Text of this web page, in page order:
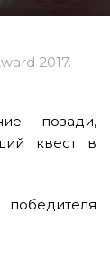
2017.
позади,
квест в